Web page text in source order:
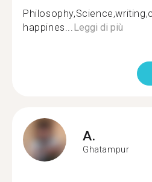
happines...Leggi di più
A.
Ghatampur